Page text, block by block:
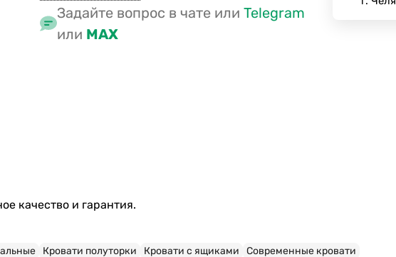
Задайте вопрос в чате илиTelegram
или MAX
качество и гарантия.
Кровати полуторки Кровати с ящиками Современные кровати